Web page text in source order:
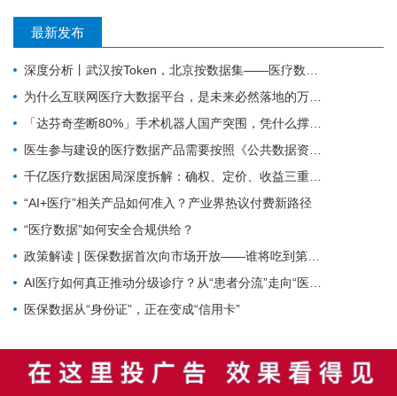
最新发布
深度分析丨武汉按Token，北京按数据集——医疗数据定价的第一道路口
为什么互联网医疗大数据平台，是未来必然落地的万亿趋势？看懂三大底层逻辑
「达芬奇垄断80%」手术机器人国产突围，凭什么撑起千亿医疗器械赛道
医生参与建设的医疗数据产品需要按照《公共数据资源登记管理暂行办法》进行登记吗？
千亿医疗数据困局深度拆解：确权、定价、收益三重堵点如何破局？
“AI+医疗”相关产品如何准入？产业界热议付费新路径
“医疗数据”如何安全合规供给？
政策解读 | 医保数据首次向市场开放——谁将吃到第一波红利？
AI医疗如何真正推动分级诊疗？从“患者分流”走向“医疗资源协同”
医保数据从“身份证”，正在变成“信用卡”